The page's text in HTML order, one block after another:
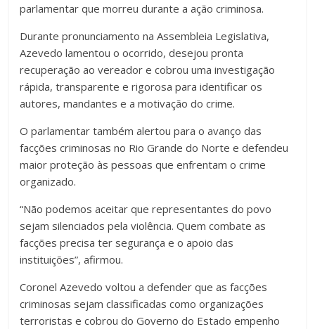
parlamentar que morreu durante a ação criminosa.
Durante pronunciamento na Assembleia Legislativa,
Azevedo lamentou o ocorrido, desejou pronta
recuperação ao vereador e cobrou uma investigação
rápida, transparente e rigorosa para identificar os
autores, mandantes e a motivação do crime.
O parlamentar também alertou para o avanço das
facções criminosas no Rio Grande do Norte e defendeu
maior proteção às pessoas que enfrentam o crime
organizado.
“Não podemos aceitar que representantes do povo
sejam silenciados pela violência. Quem combate as
facções precisa ter segurança e o apoio das
instituições”, afirmou.
Coronel Azevedo voltou a defender que as facções
criminosas sejam classificadas como organizações
terroristas e cobrou do Governo do Estado empenho